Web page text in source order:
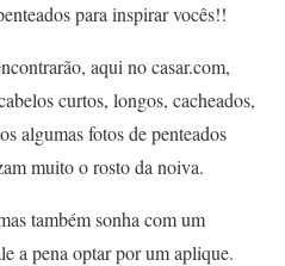
para inspirar vocês!!
aqui no casar.com,
curtos, longos, cacheados,
algumas fotos de penteados
muito o rosto da noiva.
também sonha com um
a pena optar por um aplique.